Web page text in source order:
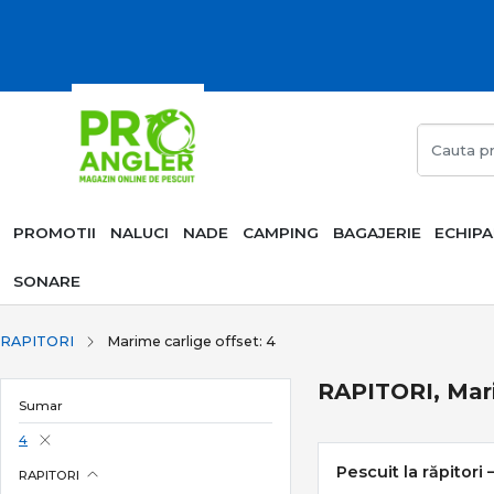
PROMOTII NALUCI NADE CAMPING BAGAJERIE
SONARE
RAPITORI Marime carlige offset: 4
Sumar
4
RAPITORI
RAPITORI,
Pescuit la răpitori